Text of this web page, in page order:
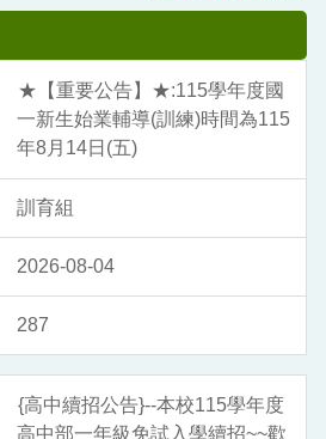
★【重要公告】★:115學年度國
一新生始業輔導(訓練)時間為115
年8月14日(五)
訓育組
2026-08-04
287
{高中續招公告}--本校115學年度
高中部一年級免試入學續招~~歡